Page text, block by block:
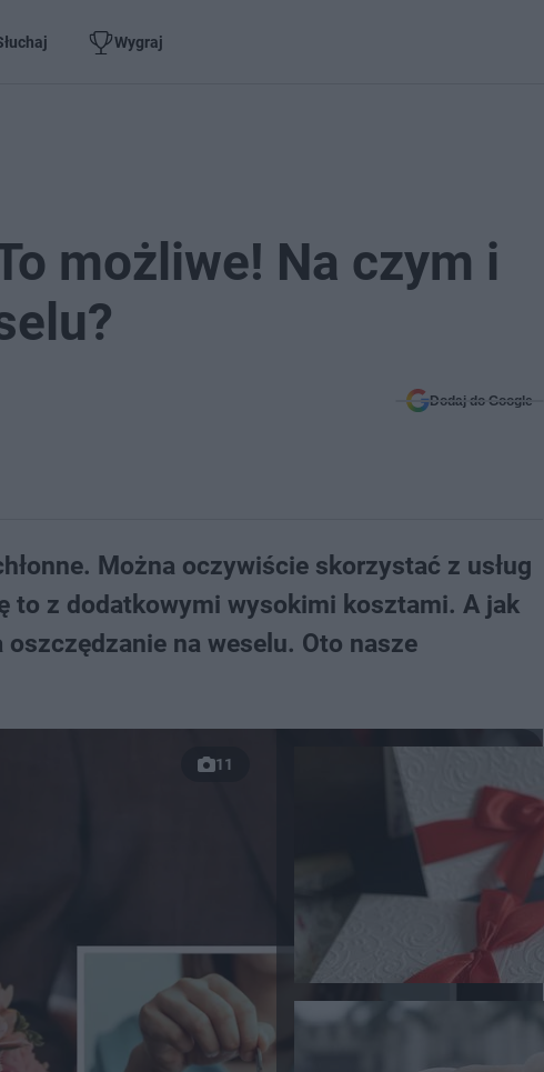
Wygraj
możliwe! Na czym i
Dodaj do Google
Można oczywiście skorzystać z usług
to z dodatkowymi wysokimi kosztami. A jak
na weselu. Oto nasze
11